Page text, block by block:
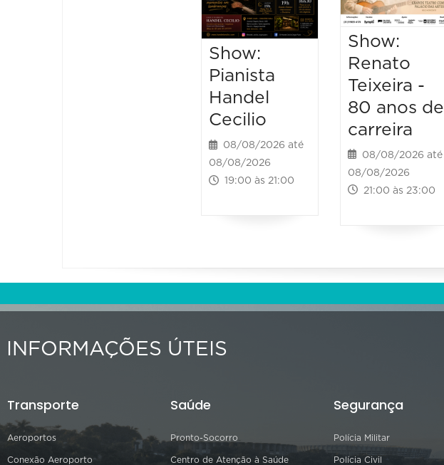
Show:
Pianista
Handel
Cecilio
08/08/2026 até
08/08/2026
19:00 às 21:00
Show:
Renato
Teixeira -
80 anos de
carreira
08/08/2026 até
08/08/2026
21:00 às 23:00
INFORMAÇÕES ÚTEIS
Transporte
Aeroportos
Conexão Aeroporto
Saúde
Pronto-Socorro
Centro de Atenção à Saúde
Segurança
Polícia Militar
Polícia Civil